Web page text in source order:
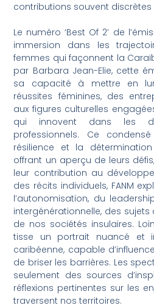
contributions souvent
Le numéro ‘Best Of 2’ de
immersion dans les
femmes qui façonnent la
par Barbara Jean-Elie, cette
sa capacité à mettre en
réussites féminines, des
aux figures culturelles
qui innovent dans les
professionnels. Ce
résilience et la
offrant un aperçu de leurs
leur contribution au
des récits individuels, FANM
l’autonomisation, du
intergénérationnelle, des sujets
de nos sociétés insulaires.
tisse un portrait nuancé et
caribéenne, capable
de briser les barrières. Les
seulement des sources
réflexions pertinentes sur les
traversent nos territoires.